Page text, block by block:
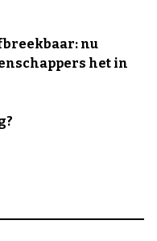
nu
het in